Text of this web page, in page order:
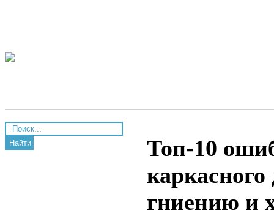
Найти
Топ-10
гниению и